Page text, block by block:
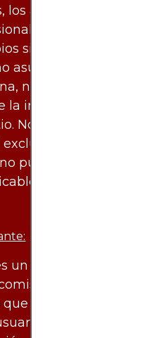
análisis pueden
calificados y
sin previo aviso.
asume
ni deber de
la información
No obstante, este
ninguna
pueda ser excluida
un sitio de uso
de algunas
no genera costos
Todo el